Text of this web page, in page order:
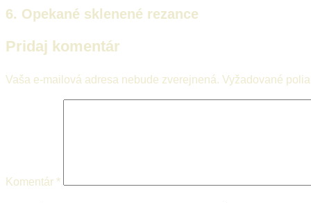
6. Opekané sklenené rezance
Pridaj komentár
Vaša e-mailová adresa nebude zverejnená. Vyžadované
Komentár *